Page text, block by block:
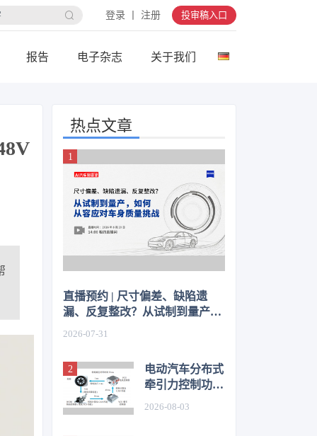
登录 丨 注册 投审稿入口
报告 电子杂志 关于我们
热点文章
直播预约 | 尺寸偏差、缺陷遗
漏、反复整改？从试制到量产，
2026-07-31
电动汽车分布式
牵引力控制功能
2026-08-03